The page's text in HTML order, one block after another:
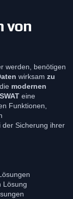
von
werden, benötigen
wirksam zu
modernen
eine
Funktionen,
der Sicherung ihrer
Lösung